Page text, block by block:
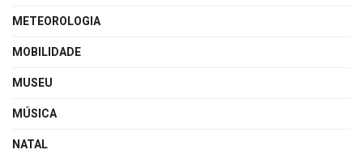
METEOROLOGIA
MOBILIDADE
MUSEU
MÚSICA
NATAL